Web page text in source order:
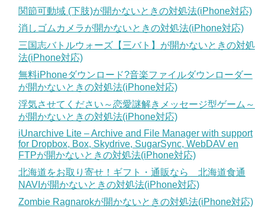
関節可動域 (下肢)が開かないときの対処法(iPhone対応)
消しゴムカメラが開かないときの対処法(iPhone対応)
三国志バトルウォーズ【三バト】が開かないときの対処
法(iPhone対応)
無料iPhoneダウンロード?音楽ファイルダウンローダー
が開かないときの対処法(iPhone対応)
浮気させてください～恋愛謎解きメッセージ型ゲーム～
が開かないときの対処法(iPhone対応)
iUnarchive Lite – Archive and File Manager with support
for Dropbox, Box, Skydrive, SugarSync, WebDAV en
FTPが開かないときの対処法(iPhone対応)
北海道をお取り寄せ！ギフト・通販なら 北海道食通
NAVIが開かないときの対処法(iPhone対応)
Zombie Ragnarokが開かないときの対処法(iPhone対応)